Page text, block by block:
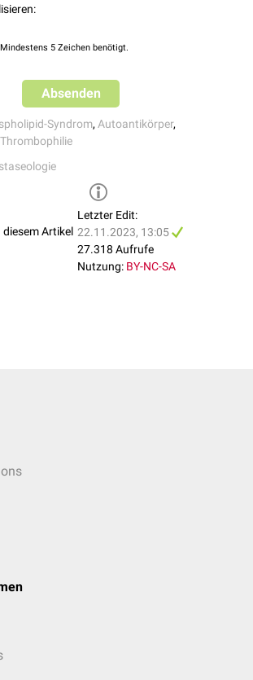
höher, dieSensitivität
zu diagnostizieren, muss der Nachweis
I-Antikörpern nach 12 Wochen erneut
Antikörper auch
vorliegen.
5 Zeichen benötigt.
Absenden
Syndrom, Autoantikörper,
Thrombophilie
Artikel
Letzter Edit:
22.11.2023, 13:05
27.318 Aufrufe
Nutzung: BY-NC-SA